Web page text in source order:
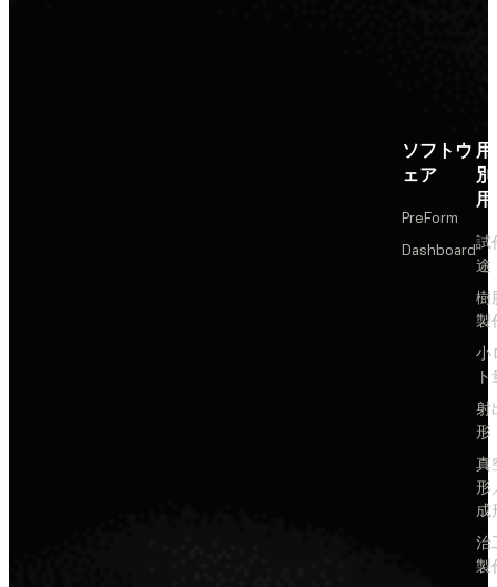
ソフトウ
ェア
PreForm
Dashboard試
途
樹
製
小
射
形
真
形
成
治
製